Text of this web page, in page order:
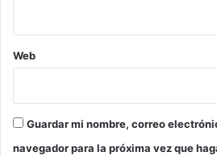
Web
Guardar mi nombre, correo
navegador para la próxima vez que